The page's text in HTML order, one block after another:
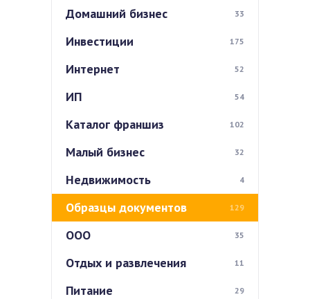
Домашний бизнес 33
Инвестиции 175
Интернет 52
ИП 54
Каталог франшиз 102
Малый бизнес 32
Недвижимость 4
Образцы документов 129
ООО 35
Отдых и развлечения 11
Питание 29